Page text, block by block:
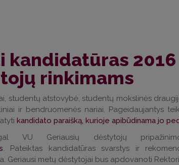
kandidatūras 2016
rinkimams
studentų atstovybė, studentų mokslinės
ir bendruomenės nariai. Pageidaujantys
kandidato paraišką, kurioje apibūdinama jo
VU Geriausių dėstytojų
. Pateiktas kandidatūras svarstys ir
Geriausi metų dėstytojai bus apdovanoti